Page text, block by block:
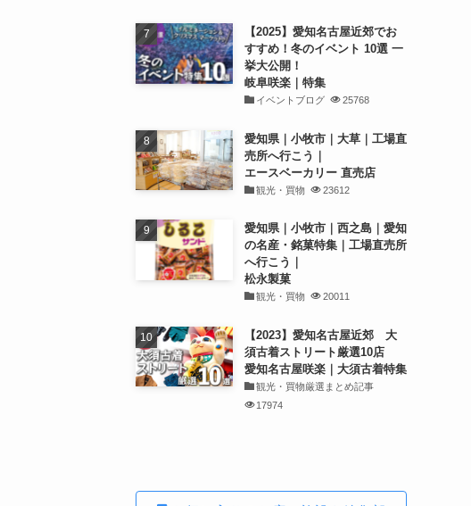
【2025】愛知名古屋近郊でお
すすめ！冬のイベント 10選 一
挙大公開！
岐阜咲楽｜特集
イベントブログ 25768
愛知県｜小牧市｜大草｜工場直
売所へ行こう｜
エースベーカリー 直売店
観光・買物 23612
愛知県｜小牧市｜西之島｜愛知
の名産・銘菓特集｜工場直売所
へ行こう｜
松永製菓
観光・買物 20011
【2023】愛知名古屋近郊 大
須古着ストリート厳選10店
愛知名古屋咲楽｜大須古着特集
観光・買物厳選まとめ記事
17974